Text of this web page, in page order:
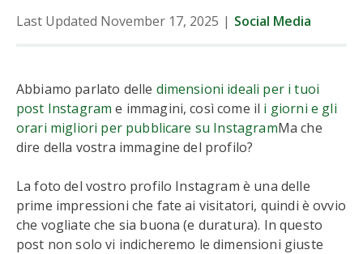
Last Updated November 17, 2025 | Social Media
Abbiamo parlato delle dimensioni ideali per i tuoi
post Instagram e immagini, così come il i giorni e gli
orari migliori per pubblicare su InstagramMa che
dire della vostra immagine del profilo?
La foto del vostro profilo Instagram è una delle
prime impressioni che fate ai visitatori, quindi è ovvio
che vogliate che sia buona (e duratura). In questo
post non solo vi indicheremo le dimensioni giuste